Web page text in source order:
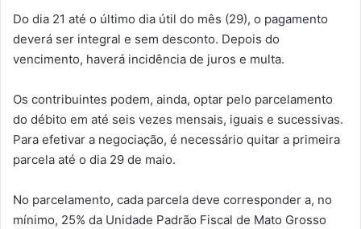
Do dia 21 até o último dia útil do mês (29), o pagamento
deverá ser integral e sem desconto. Depois do
vencimento, haverá incidência de juros e multa.
Os contribuintes podem, ainda, optar pelo parcelamento
do débito em até seis vezes mensais, iguais e sucessivas.
Para efetivar a negociação, é necessário quitar a primeira
parcela até o dia 29 de maio.
No parcelamento, cada parcela deve corresponder a, no
mínimo, 25% da Unidade Padrão Fiscal de Mato Grosso